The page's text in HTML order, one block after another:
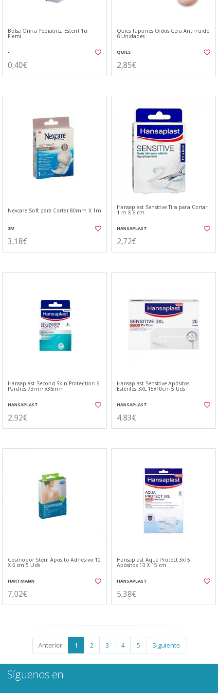
Bolsa Orina Pediatrica Esteril 1u
Flemi
-
0,40€
Quies Tapones Oidos Cera Antirruido
6 Unidades
QUIES
2,85€
Nexcare Soft para Cortar 80mm X 1m
3M
3,18€
Hansaplast Sensitive Tira para Cortar
1 m X 6 cm
HANSAPLAST
2,72€
Hansaplast Second Skin Protection 6
Parches 73mmx36mm
HANSAPLAST
2,92€
Hansaplast Sensitive Apósitos
Estériles 3XL 15x10cm 5 Uds
HANSAPLAST
4,83€
Cosmopor Steril Aposito Adhesivo 10
X 6 cm 5 Uds
HARTMANN
7,02€
Hansaplast Aqua Protect 3xl 5
Apósitos 10 X 15 cm
HANSAPLAST
5,38€
Anterior 1 2 3 4 5 Siguiente
Síguenos en: